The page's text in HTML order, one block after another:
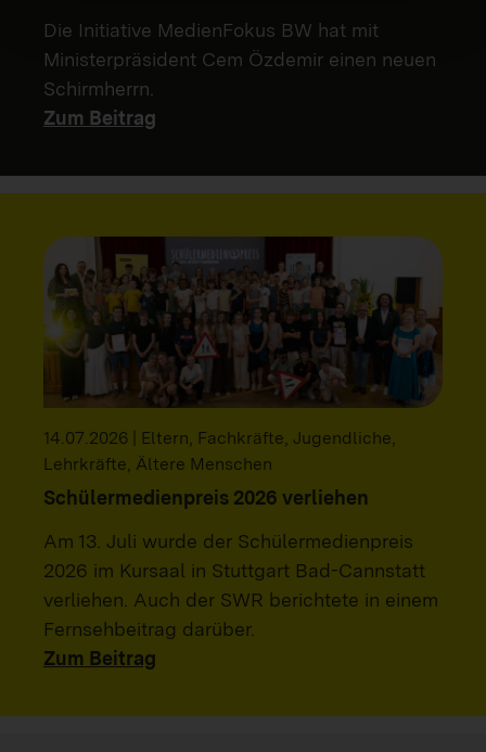
Die Initiative MedienFokus BW hat mit
Ministerpräsident Cem Özdemir einen neuen
Schirmherrn.
Zum Beitrag
14.07.2026 | Eltern, Fachkräfte, Jugendliche,
Lehrkräfte, Ältere Menschen
Schülermedienpreis 2026 verliehen
Am 13. Juli wurde der Schülermedienpreis
2026 im Kursaal in Stuttgart Bad-Cannstatt
verliehen. Auch der SWR berichtete in einem
Fernsehbeitrag darüber.
Zum Beitrag